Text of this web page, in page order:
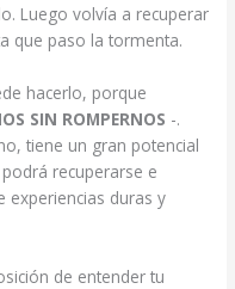
Luego volvía a recuperar
que paso la tormenta.
hacerlo, porque
SIN ROMPERNOS -.
tiene un gran potencial
recuperarse e
experiencias duras y
de entender tu